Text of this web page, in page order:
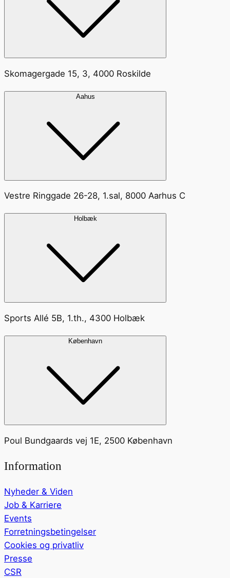
Skomagergade 15, 3, 4000 Roskilde
Aahus
Vestre Ringgade 26-28, 1.sal, 8000 Aarhus C
Holbæk
Sports Allé 5B, 1.th., 4300 Holbæk
København
Poul Bundgaards vej 1E, 2500 København
Information
Nyheder & Viden
Job & Karriere
Events
Forretningsbetingelser
Cookies og privatliv
Presse
CSR